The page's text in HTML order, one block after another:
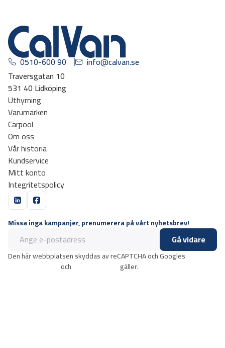
0510-600 90
info@calvan.se
Traversgatan 10
531 40 Lidköping
Uthyrning
Varumärken
Carpool
Om oss
Vår historia
Kundservice
Mitt konto
Integritetspolicy
Missa inga kampanjer, prenumerera på vårt nyhetsbrev!
Gå vidare
Den här webbplatsen skyddas av reCAPTCHA och Googles
och gäller.